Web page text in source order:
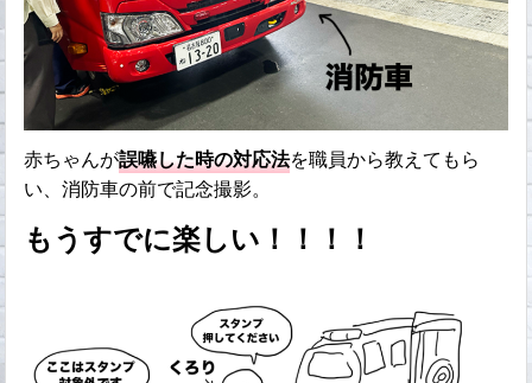
赤ちゃんが誤嚥した時の対応法を職員から教えてもら
い、消防車の前で記念撮影。
もうすでに楽しい！！！！